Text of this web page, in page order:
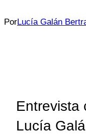
PorLucía Galán
Entrevista
Lucía